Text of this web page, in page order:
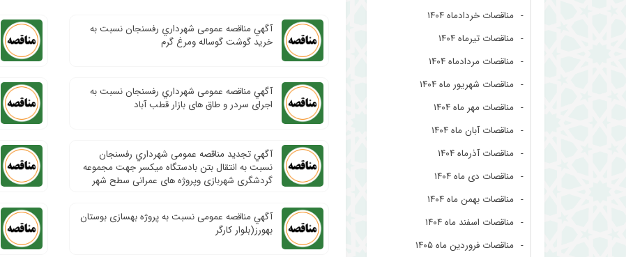
مناقصات خردادماه ۱۴۰۴
مناقصات تیرماه ۱۴۰۴
مناقصات مردادماه ۱۴۰۴
مناقصات شهریور ماه ۱۴۰۴
مناقصات مهر ماه ۱۴۰۴
مناقصات آبان ماه ۱۴۰۴
مناقصات آذرماه ۱۴۰۴
مناقصات دی ماه ۱۴۰۴
مناقصات بهمن ماه ۱۴۰۴
مناقصات اسفند ماه ۱۴۰۴
مناقصات فروردین ماه ۱۴۰۵
آگهي مناقصه عمومی شهرداري رفسنجان نسبت به
خرید گوشت گوساله ومرغ گرم
آگهي مناقصه عمومی شهرداري رفسنجان نسبت به
اجرای سردر و طاق های بازار قطب آباد
آگهي تجدید مناقصه عمومی شهرداري رفسنجان
نسبت به انتقال بتن بادستگاه میکسر جهت مجموعه
گردشگری شهربازی وپروژه های عمرانی سطح شهر
آگهي مناقصه عمومی نسبت به پروژه بهسازی بوستان
بهورز(بلوار کارگر